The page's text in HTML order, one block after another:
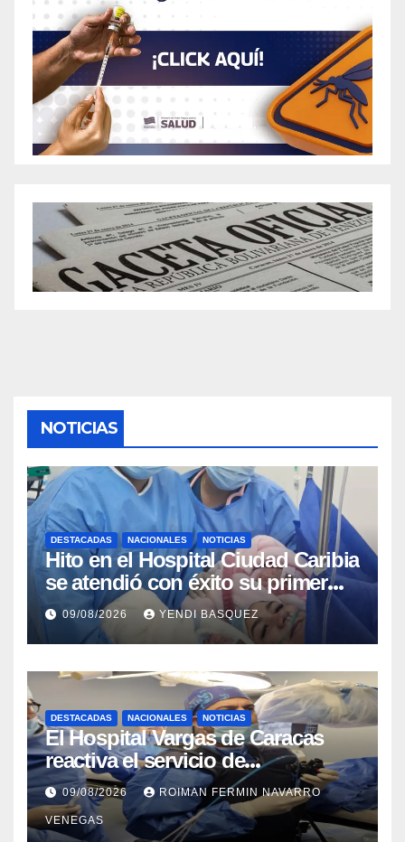
NOTICIAS
DESTACADAS NACIONALES NOTICIAS
Hito en el Hospital Ciudad Caribia
se atendió con éxito su primer
parto gemelar
09/08/2026 YENDI BASQUEZ
DESTACADAS NACIONALES NOTICIAS
El Hospital Vargas de Caracas
reactiva el servicio de
Colangiopancreatografía
Retrógrada Endoscópica para
beneficiar a cientos de pacientes
09/08/2026 ROIMAN FERMIN NAVARRO
VENEGAS